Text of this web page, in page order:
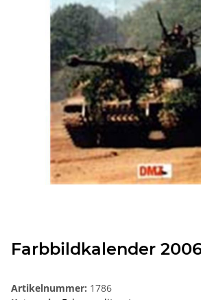
Farbbildkalender
Artikelnummer: 1786